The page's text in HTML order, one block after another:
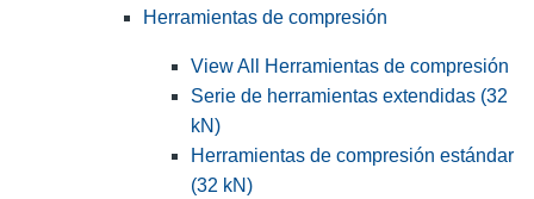
Herramientas de compresión
View All Herramientas de compresión
Serie de herramientas extendidas (32
kN)
Herramientas de compresión estándar
(32 kN)